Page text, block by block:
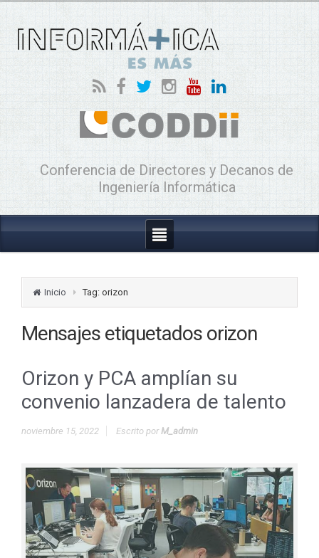
Conferencia de Directores y Decanos de
Ingeniería Informática
Inicio Tag: orizon
Mensajes etiquetados orizon
Orizon y PCA amplían su
convenio lanzadera de talento
noviembre 15, 2022 Escrito porM_admin